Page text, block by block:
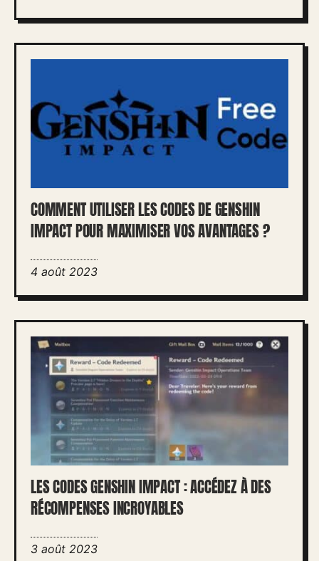
COMMENT UTILISER LES CODES DE GENSHIN
IMPACT POUR MAXIMISER VOS AVANTAGES ?
4 août 2023
LES CODES GENSHIN IMPACT : ACCÉDEZ À DES
RÉCOMPENSES INCROYABLES
3 août 2023